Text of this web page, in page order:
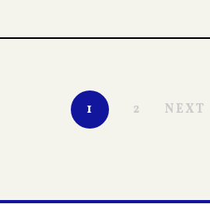
1 2 NEXT